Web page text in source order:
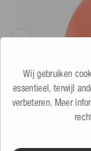
Wij gebruiken
essentieel, terwijl
verbeteren. Meer